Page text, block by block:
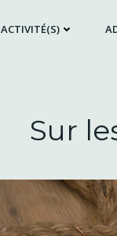
ACTIVITÉ(S)
Sur